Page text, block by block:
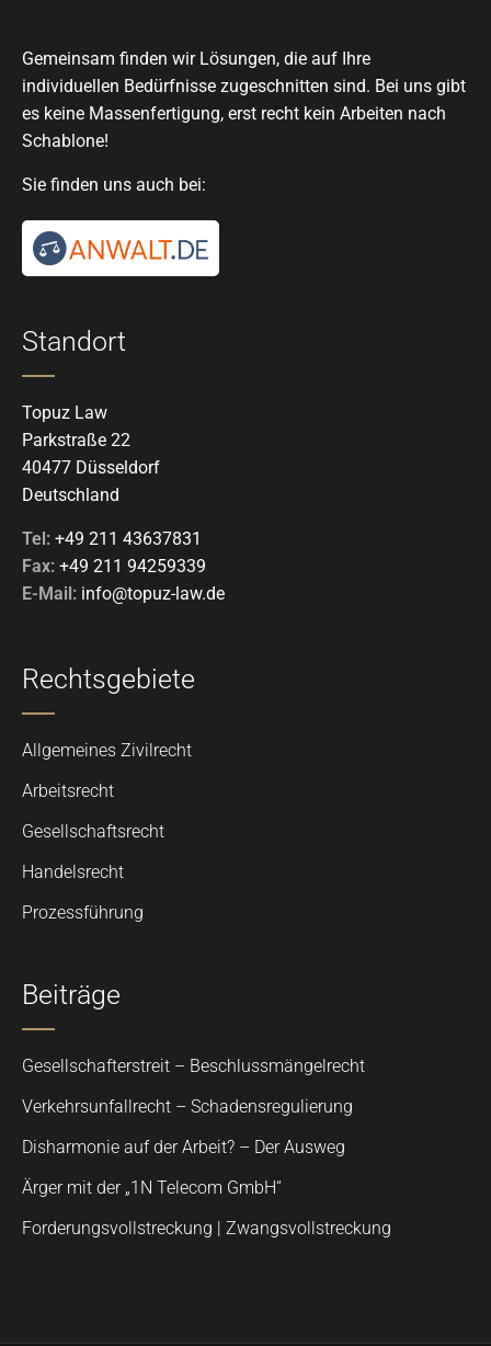
Gemeinsam finden wir Lösungen, die auf Ihre
individuellen Bedürfnisse zugeschnitten sind. Bei uns gibt
es keine Massenfertigung, erst recht kein Arbeiten nach
Schablone!
Sie finden uns auch bei:
Standort
Topuz Law
Parkstraße 22
40477 Düsseldorf
Deutschland
Tel: +49 211 43637831
Fax: +49 211 94259339
E-Mail: info@topuz-law.de
Rechtsgebiete
Allgemeines Zivilrecht
Arbeitsrecht
Gesellschaftsrecht
Handelsrecht
Prozessführung
Beiträge
Gesellschafterstreit – Beschlussmängelrecht
Verkehrsunfallrecht – Schadensregulierung
Disharmonie auf der Arbeit? – Der Ausweg
Ärger mit der „1N Telecom GmbH“
Forderungsvollstreckung | Zwangsvollstreckung